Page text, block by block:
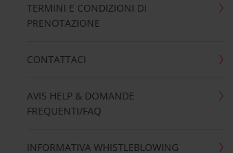
TERMINI E CONDIZIONI DI
PRENOTAZIONE
CONTATTACI
AVIS HELP & DOMANDE
FREQUENTI/FAQ
INFORMATIVA WHISTLEBLOWING